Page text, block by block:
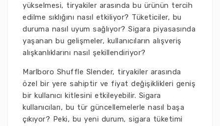
yükselmesi, tiryakiler arasında bu ürünün tercih
edilme sıklığını nasıl etkiliyor? Tüketiciler, bu
duruma nasıl uyum sağlıyor? Sigara piyasasında
yaşanan bu gelişmeler, kullanıcıların alışveriş
alışkanlıklarını nasıl şekillendiriyor?
Marlboro Shuffle Slender, tiryakiler arasında
özel bir yere sahiptir ve fiyat değişiklikleri geniş
bir kullanıcı kitlesini etkileyebilir. Sigara
kullanıcıları, bu tür güncellemelerle nasıl başa
çıkıyor? Peki, bu yeni durum, sigara tüketimi